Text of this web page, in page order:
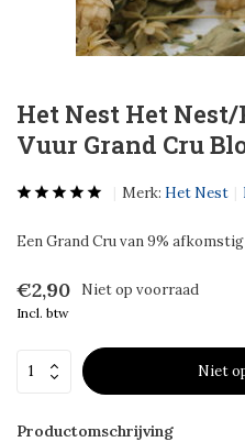
Het Nest Het
Vuur Grand Cru
Merk: Het Nest
Een Grand Cru van 9%
€2,90 Niet op voorraad
Incl. btw
Niet
Productomschrijving